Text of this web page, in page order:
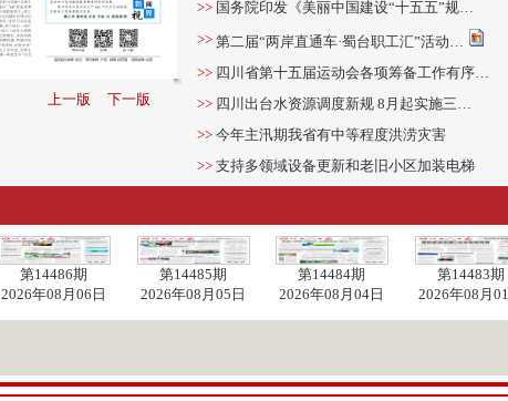
上一版 下一版
>> 国务院印发《美丽中国建设“十五五”规…
>> 第二届“两岸直通车·蜀台职工汇”活动…
>> 四川省第十五届运动会各项筹备工作有序…
>> 四川出台水资源调度新规 8月起实施三…
>> 今年主汛期我省有中等程度洪涝灾害
>> 支持多领域设备更新和老旧小区加装电梯
>>
>>成都至杭州多式联运快速班列正式开行
>> 四川第72座500千伏变电站试运行
第14486期
2026年08月06日
第14485期
2026年08月05日
第14484期
2026年08月04日
第14483期
2026年08月